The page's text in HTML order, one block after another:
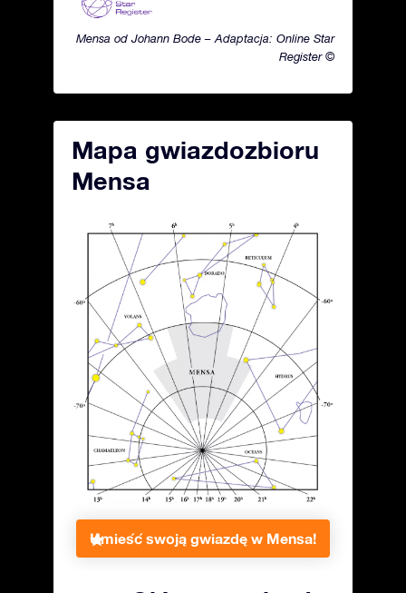
Mensa od Johann Bode – Adaptacja: Online Star
Register ©
Mapa gwiazdozbioru
Mensa
Umieść swoją gwiazdę w Mensa!